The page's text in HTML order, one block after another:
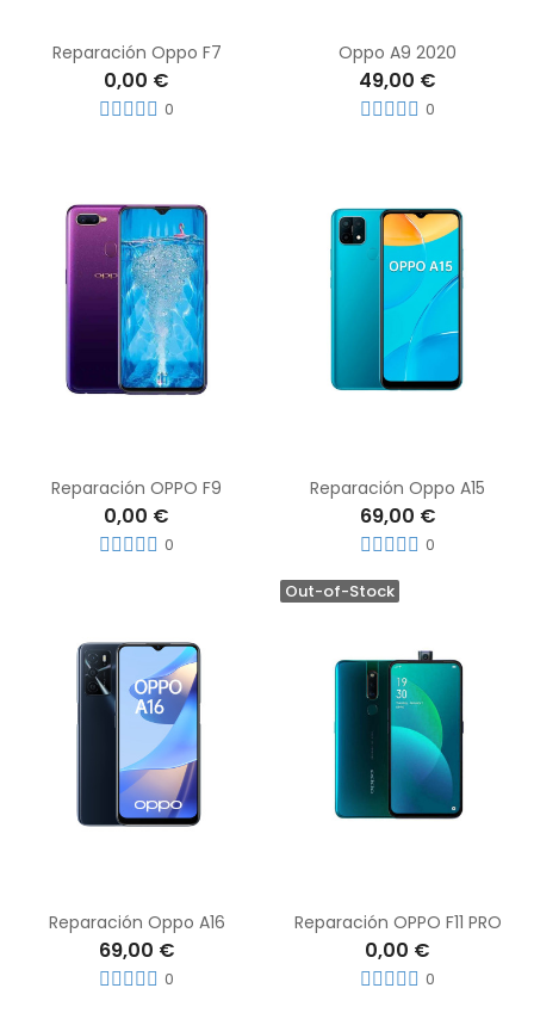
Reparación Oppo F7
0,00 €
0
Oppo A9 2020
49,00 €
0
Reparación OPPO F9
0,00 €
0
Reparación Oppo A15
69,00 €
0
Reparación Oppo A16
69,00 €
0
Out-of-Stock
Reparación OPPO F11 PRO
0,00 €
0